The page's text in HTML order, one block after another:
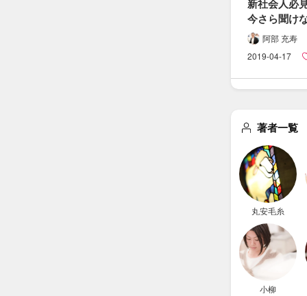
新社会人必
今さら​聞け
小切手・​約
ことを​すご
簡潔に​
まとめまし
阿部 充寿
2019-04-17
著者一覧
丸安毛糸
小柳